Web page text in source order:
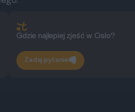
Gdzie najlepiej zjeść w Oslo?
Zadaj pytanie